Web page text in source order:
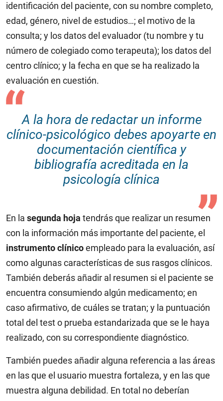
identificación del paciente, con su nombre completo,
edad, género, nivel de estudios…; el motivo de la
consulta; y los datos del evaluador (tu nombre y tu
número de colegiado como terapeuta); los datos del
centro clínico; y la fecha en que se ha realizado la
evaluación en cuestión.
A la hora de redactar un informe
clínico-psicológico debes apoyarte en
documentación científica y
bibliografía acreditada en la
psicología clínica
En la segunda hoja tendrás que realizar un resumen
con la información más importante del paciente, el
instrumento clínicoempleado para la evaluación, así
como algunas características de sus rasgos clínicos.
También deberás añadir al resumen si el paciente se
encuentra consumiendo algún medicamento; en
caso afirmativo, de cuáles se tratan; y la puntuación
total del test o prueba estandarizada que se le haya
realizado, con su correspondiente diagnóstico.
También puedes añadir alguna referencia a las áreas
en las que el usuario muestra fortaleza, y en las que
muestra alguna debilidad. En total no deberían